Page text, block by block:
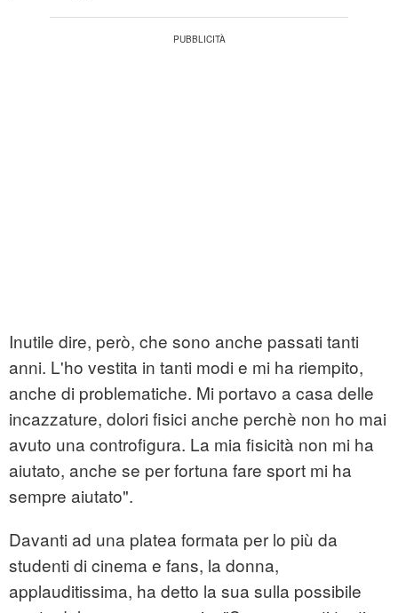
Inutile dire, però, che sono anche passati tanti
anni. L'ho vestita in tanti modi e mi ha riempito,
anche di problematiche. Mi portavo a casa delle
incazzature, dolori fisici anche perchè non ho mai
avuto una controfigura. La mia fisicità non mi ha
aiutato, anche se per fortuna fare sport mi ha
sempre aiutato".
Davanti ad una platea formata per lo più da
studenti di cinema e fans, la donna,
applauditissima, ha detto la sua sulla possibile